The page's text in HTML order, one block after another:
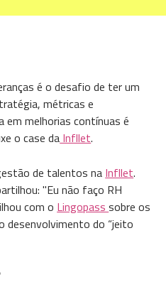
é o desafio de ter um
métricas e
em melhorias contínuas é
o case da Infllet.
de talentos na Infllet.
"Eu não faço RH
com o Lingopasssobre os
desenvolvimento do “jeito